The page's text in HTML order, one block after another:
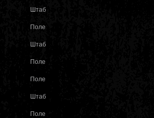
Штаб
Поле
Штаб
Поле
Поле
Штаб
Поле